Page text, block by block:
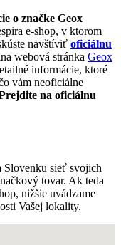
o značke Geox
e-shop, v ktorom
navštíviť oficiálnu
webová stránka Geox
informácie, ktoré
vám neoficiálne
na oficiálnu
Slovenku sieť svojich
tovar. Ak teda
nižšie uvádzame
Vašej lokality.